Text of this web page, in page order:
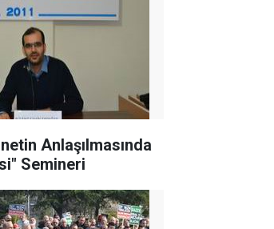
Anlaşılmasında
Semineri